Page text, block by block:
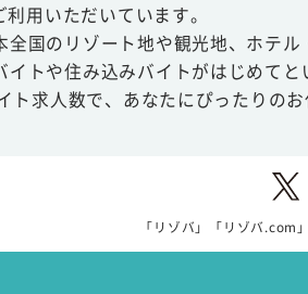
用いただいています。
全国のリゾート地や観光地、ホテ
イトや住み込みバイトがはじめて
ト求人数で、あなたにぴったりの
「リゾバ」「リゾバ.com